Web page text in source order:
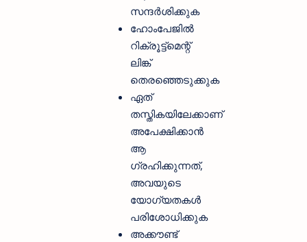
സന്ദർശിക്കുക
ഹോംപേജിൽ
റിക്രൂട്ട്മെന്റ്
ലിങ്ക്
തെരഞ്ഞെടുക്കുക
ഏത്
തസ്തികയിലേക്കാണ്
അപേക്ഷിക്കാൻ
ആ​
ഗ്രഹിക്കുന്നത്,
അവയുടെ
യോ​ഗ്യതകൾ
പരിശോധിക്കുക
അക്കൗണ്ട്